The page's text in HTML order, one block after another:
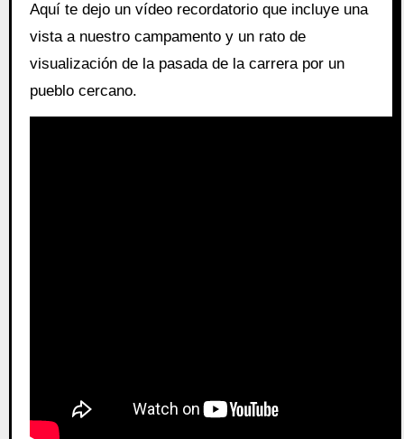
Aquí te dejo un vídeo recordatorio que incluye una
vista a nuestro campamento y un rato de
visualización de la pasada de la carrera por un
pueblo cercano.